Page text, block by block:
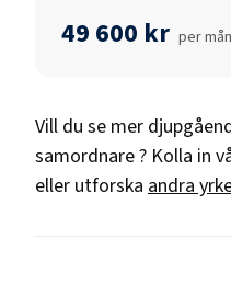
49 600 kr per
Vill du se mer
samordnare? Kolla in
eller utforska andra